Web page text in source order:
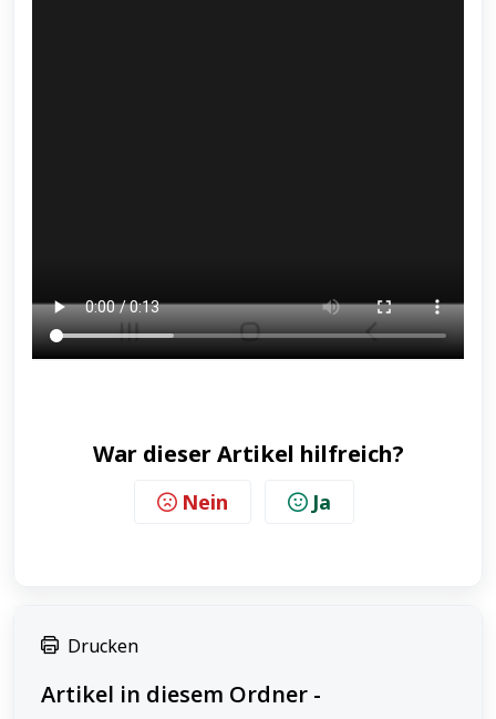
War dieser Artikel hilfreich?
Nein Ja
Drucken
Artikel in diesem Ordner -